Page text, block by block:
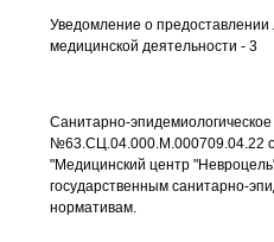
Уведомление о
медицинской деятельности - 3
Санитарно-
№63.СЦ.04.000.М.000709.04.22
"Медицинский центр
государственным санитарно-
нормативам.